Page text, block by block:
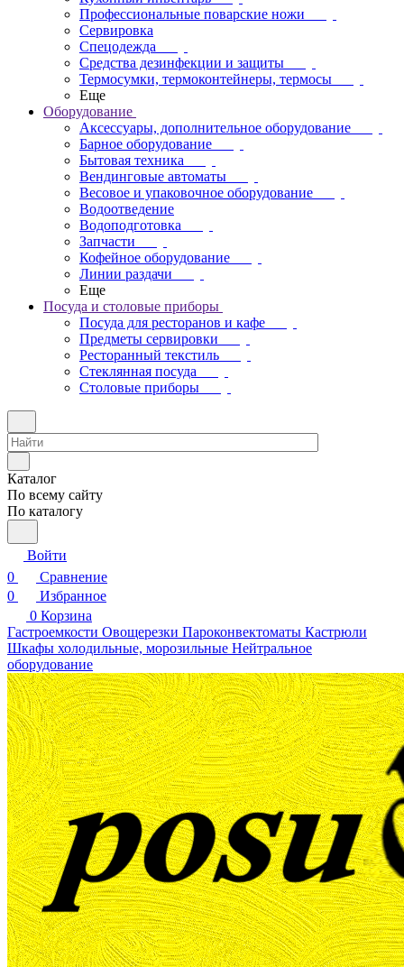
Профессиональные поварские ножи
Сервировка
Спецодежда
Средства дезинфекции и защиты
Термосумки, термоконтейнеры, термосы
Еще
Оборудование
Аксессуары, дополнительное оборудование
Барное оборудование
Бытовая техника
Вендинговые автоматы
Весовое и упаковочное оборудование
Водоотведение
Водоподготовка
Запчасти
Кофейное оборудование
Линии раздачи
Еще
Посуда и столовые приборы
Посуда для ресторанов и кафе
Предметы сервировки
Ресторанный текстиль
Стеклянная посуда
Столовые приборы
Каталог
По всему сайту
По каталогу
Войти
0
Сравнение
0
Избранное
0 Корзина
Гастроемкости Овощерезки Пароконвектоматы Кастрюли
Шкафы холодильные, морозильные Нейтральное
оборудование